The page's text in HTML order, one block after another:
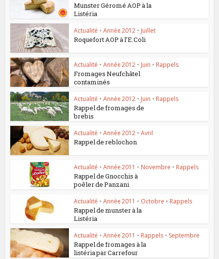
Munster Géromé AOP à la
Listéria
Actualité • Année 2012 • Juillet
Roquefort AOP à l’E.Coli
Actualité • Année 2012 • Juin • Rappels
Fromages Neufchâtel
contaminés
Actualité • Année 2012 • Juin • Rappels
Rappel de fromages de
brebis
Actualité • Année 2012 • Avril
Rappel de reblochon
Actualité • Année 2011 • Novembre • Rappels
Rappel de Gnocchis à
poêler de Panzani
Actualité • Année 2011 • Octobre • Rappels
Rappel de munster à la
Listéria
Actualité • Année 2011 • Rappels • Septembre
Rappel de fromages à la
listéria par Carrefour